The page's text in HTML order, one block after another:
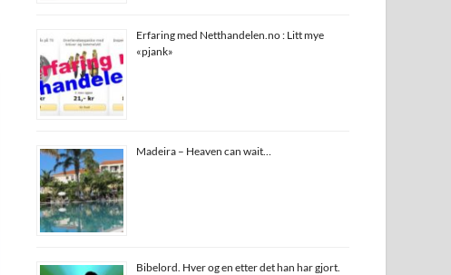
Erfaring med Netthandelen.no : Litt mye
«pjank»
Madeira – Heaven can wait…
Bibelord. Hver og en etter det han har gjort.